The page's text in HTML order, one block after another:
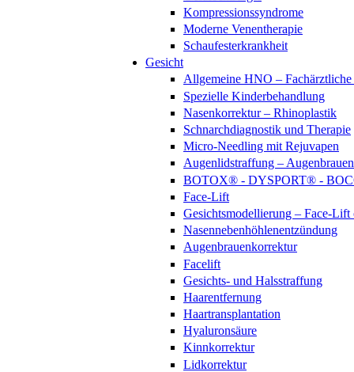
Kompressionssyndrome
Moderne Venentherapie
Schaufesterkrankheit
Gesicht
Allgemeine HNO – Fachärztliche
Spezielle Kinderbehandlung
Nasenkorrektur – Rhinoplastik
Schnarchdiagnostik und Therapie
Micro-Needling mit Rejuvapen
Augenlidstraffung –
BOTOX® - DYSPORT® -
Face-Lift
Gesichtsmodellierung – Face-Lift
Nasennebenhöhlenentzündung
Augenbrauenkorrektur
Facelift
Gesichts- und Halsstraffung
Haarentfernung
Haartransplantation
Hyaluronsäure
Kinnkorrektur
Lidkorrektur